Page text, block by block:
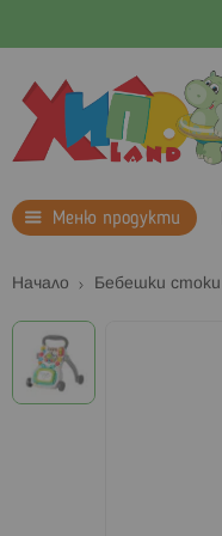
Меню продукти
Начало Бебешки стоки
Преминете
към
края
на